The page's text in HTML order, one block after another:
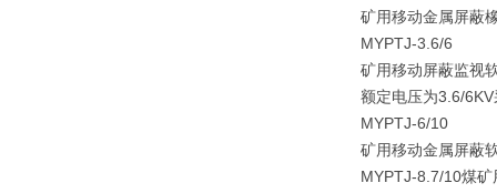
矿用移动金属屏蔽
MYPTJ-3.6/6
矿用移动屏蔽监视
额定电压为3.6/
MYPTJ-6/10
矿用移动金属屏蔽
MYPTJ-8.7/10煤